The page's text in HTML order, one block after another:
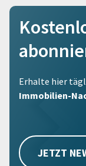
Erhalte hier
Immobilien-
JETZT